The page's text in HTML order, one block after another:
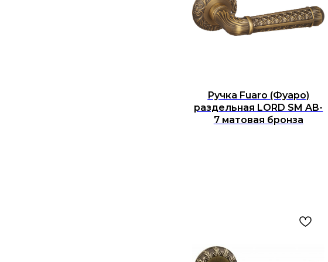
Ручка Fuaro (Фуаро)
раздельная LORD SM AB-
7 матовая бронза